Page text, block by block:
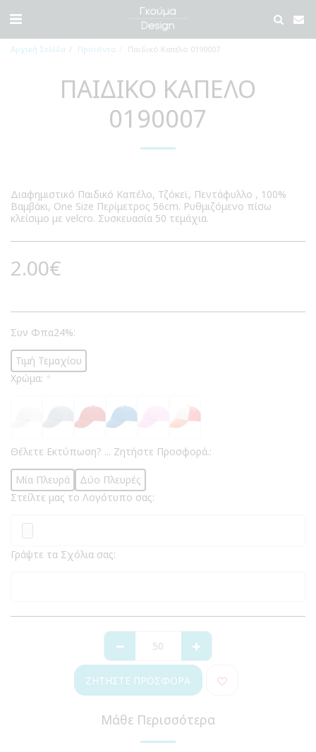
Αρχική Σελίδα Προϊόντα Παιδικό Καπέλο 0190007
ΠΑΙΔΙΚΌ ΚΑΠΈΛΟ
0190007
Διαφημιστικό Παιδικό Καπέλο, Τζόκεϊ, Πεντάφυλλο , 100%
Βαμβάκι, One Size Περίμετρος 56cm. Ρυθμιζόμενο πίσω
κλείσιμο με velcro. Συσκευασία 50 τεμάχια.
2.00€
Συν Φπα24%:
Τιμή Τεμαχίου
Χρώμα: *
Θέλετε Εκτύπωση? ... Ζητήστε Προσφορά.:
Μία Πλευρά
Δύο Πλευρές
Στείλτε μας το Λογότυπο σας:
Γράψτε τα Σχόλια σας:
ΖΗΤΉΣΤΕ ΠΡΟΣΦΟΡΆ
Μάθε Περισσότερα